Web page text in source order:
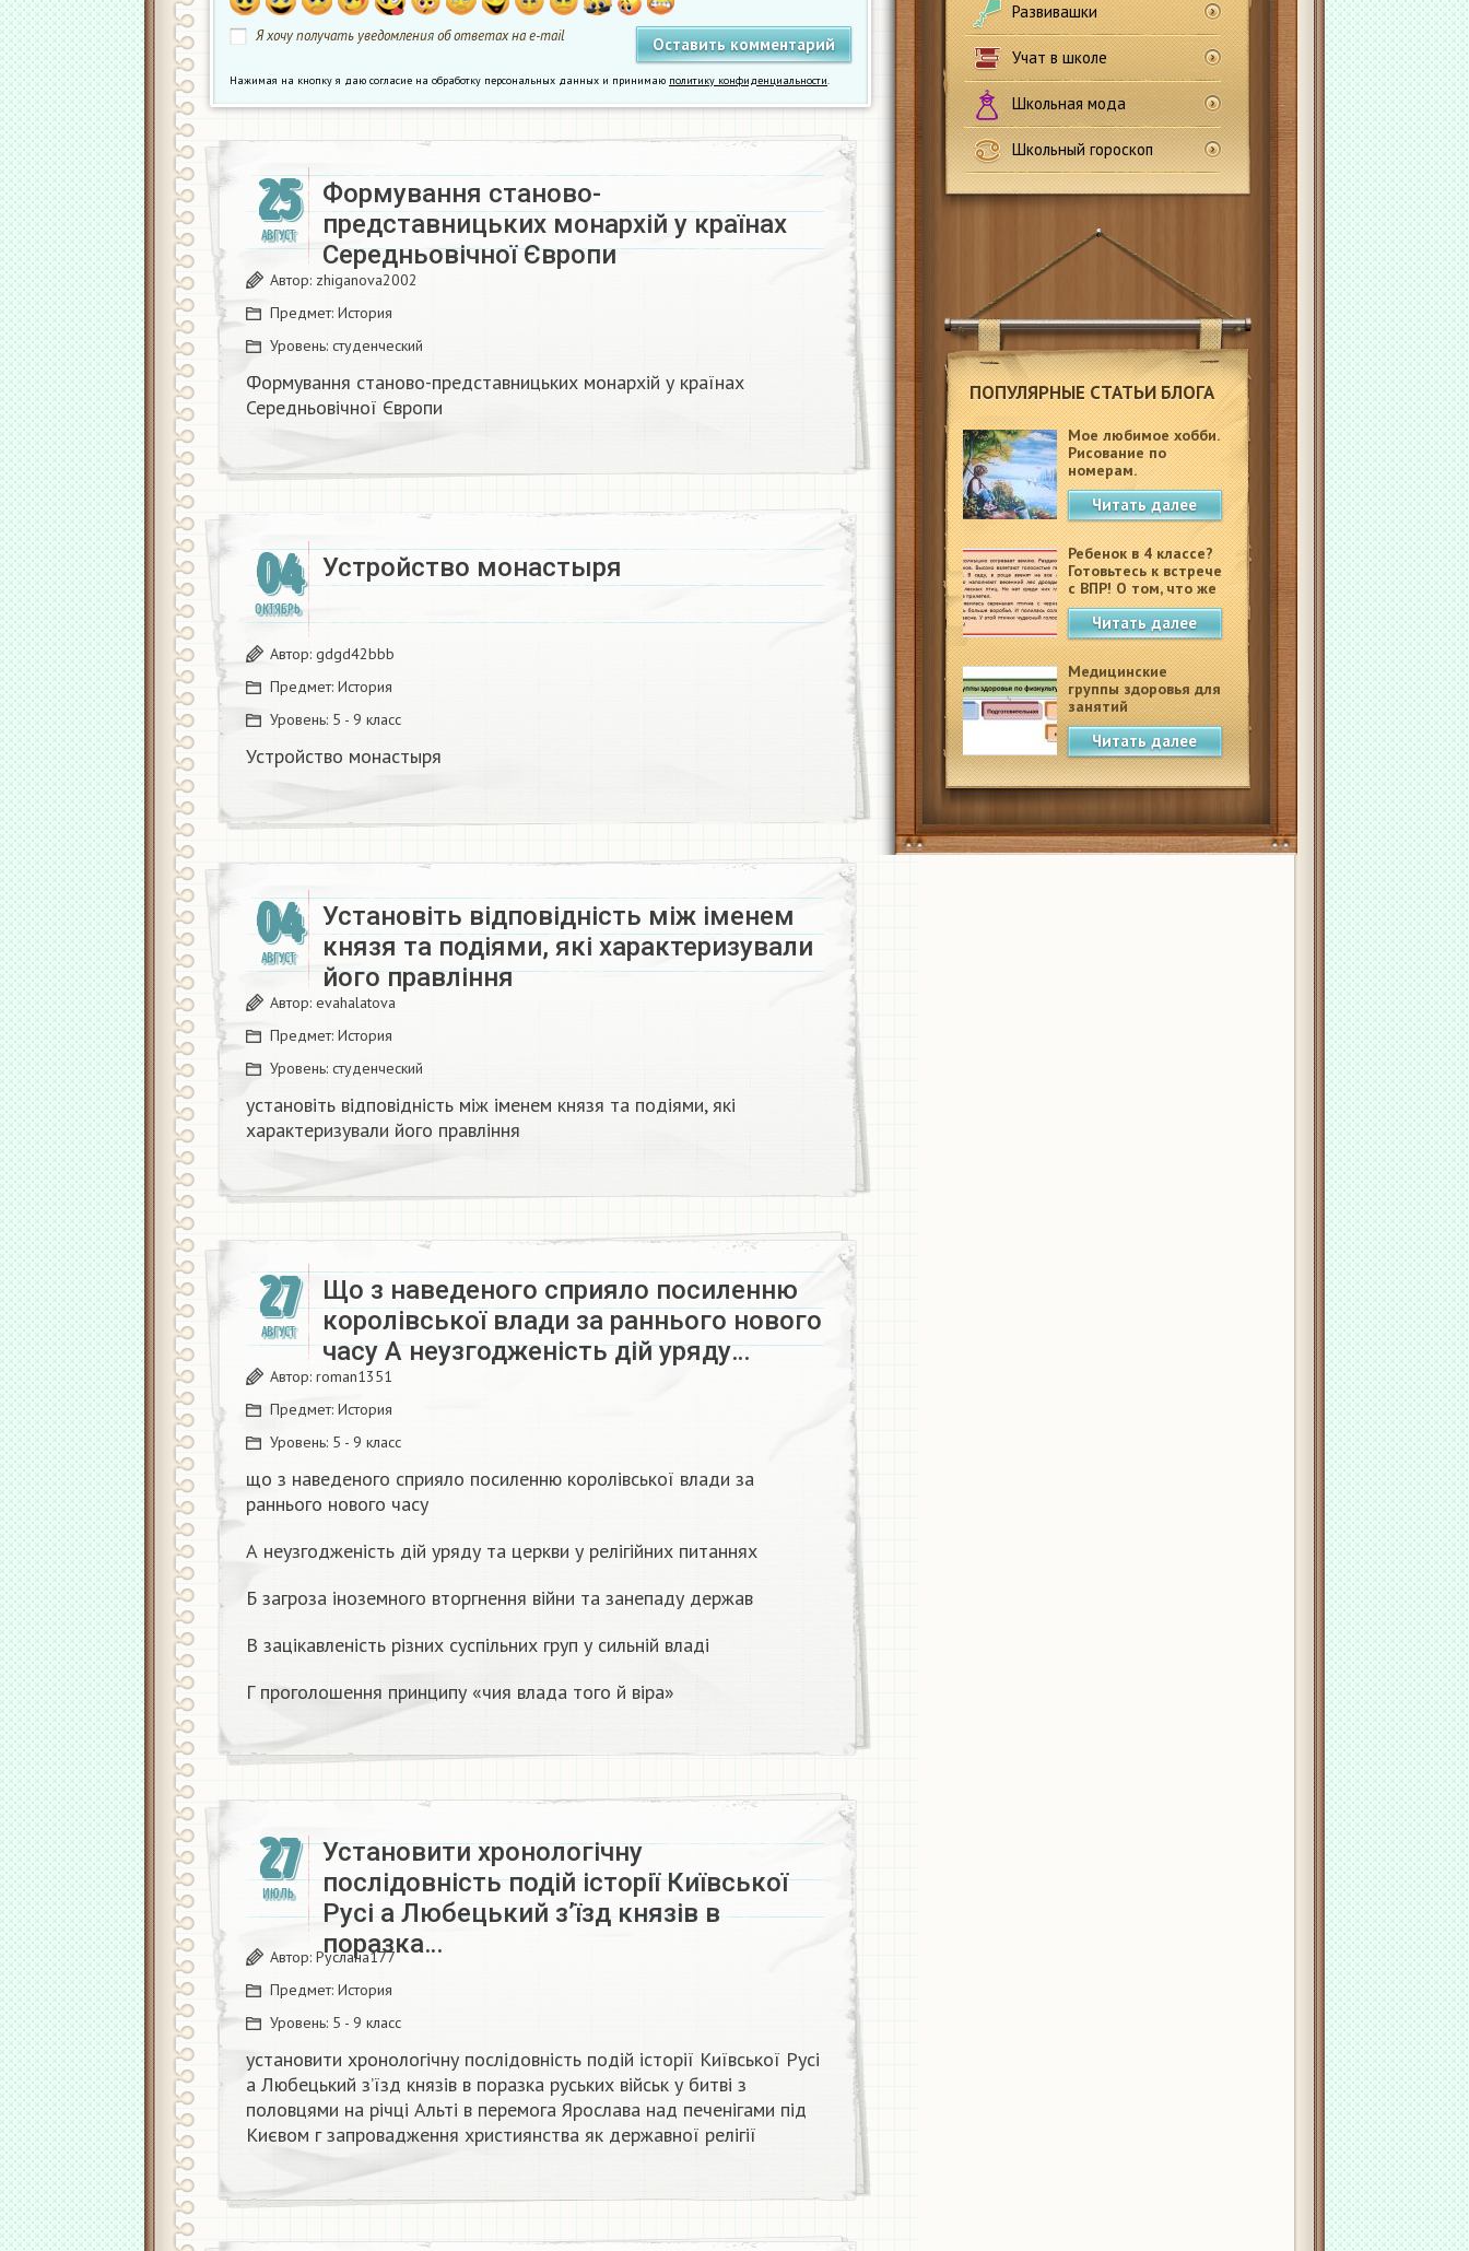
Развивашки
Учат в школе
Школьная мода
Школьный гороскоп
ПОПУЛЯРНЫЕ СТАТЬИ БЛОГА
Мое любимое хобби.
Рисование по
номерам.
Читать далее
Ребенок в 4 классе?
Готовьтесь к встрече
с ВПР! О том, что же
это такое.
Читать далее
Медицинские
группы здоровья для
занятий
физкультурой в
школеЧитать далее
Я хочу получать уведомления об ответах на e-mail
Нажимая на кнопку я даю согласие на обработку персональных данных и принимаю политику конфиденциальности.
25
АВГУСТ
Формування станово-
представницьких монархій у країнах
Середньовічної Європи​
Автор: zhiganova2002
Предмет: История
Уровень: студенческий
Формування станово-представницьких монархій у країнах
Середньовічної Європи​
04
ОКТЯБРЬ
Устройство монастыря
Автор: gdgd42bbb
Предмет: История
Уровень: 5 - 9 класс
Устройство монастыря
04
АВГУСТ
Установіть відповідність між іменем
князя та подіями, які характеризували
його правління​
Автор: evahalatova
Предмет: История
Уровень: студенческий
установіть відповідність між іменем князя та подіями, які
характеризували його правління​
27
АВГУСТ
Що з наведеного сприяло посиленню
королівської влади за раннього нового
часу А неузгодженість дій уряду…
Автор: roman1351
Предмет: История
Уровень: 5 - 9 класс
що з наведеного сприяло посиленню королівської влади за
раннього нового часу
А неузгодженість дій уряду та церкви у релігійних питаннях
Б загроза іноземного вторгнення війни та занепаду держав
В зацікавленість різних суспільних груп у сильній владі
Г проголошення принципу «чия влада того й віра»
27
ИЮЛЬ
Установити хронологічну
послідовність подій історії Київської
Русі а Любецький з’їзд князів в
поразка…
Автор: Руслана177
Предмет: История
Уровень: 5 - 9 класс
установити хронологічну послідовність подій історії Київської Русі
а Любецький з’їзд князів в поразка руських військ у битві з
половцями на річці Альті в перемога Ярослава над печенігами під
Києвом г запровадження християнства як державної релігії​